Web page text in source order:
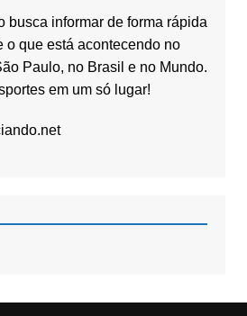
busca informar de forma rápida
o que está acontecendo no
Paulo, no Brasil e no Mundo.
em um só lugar!